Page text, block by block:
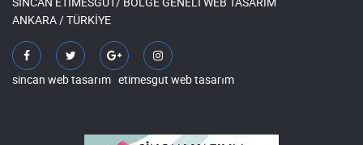
ANKARA / TÜRKİYE
sincan web tasarım etimesgut web tasarım